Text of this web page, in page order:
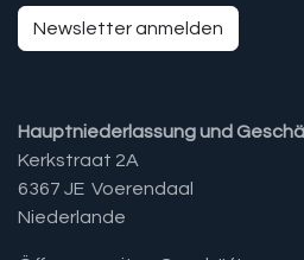
Newsletter anmelden
Hauptniederlassung und
Kerkstraat 2A
6367 JE Voerendaal
Niederlande